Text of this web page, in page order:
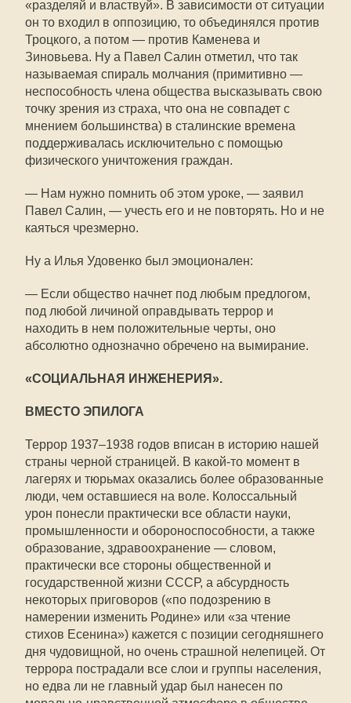
«разделяй и властвуй». В зависимости от ситуации
он то входил в оппозицию, то объединялся против
Троцкого, а потом — против Каменева и
Зиновьева. Ну а Павел Салин отметил, что так
называемая спираль молчания (примитивно —
неспособность члена общества высказывать свою
точку зрения из страха, что она не совпадет с
мнением большинства) в сталинские времена
поддерживалась исключительно с помощью
физического уничтожения граждан.
— Нам нужно помнить об этом уроке, — заявил
Павел Салин, — учесть его и не повторять. Но и не
каяться чрезмерно.
Ну а Илья Удовенко был эмоционален:
— Если общество начнет под любым предлогом,
под любой личиной оправдывать террор и
находить в нем положительные черты, оно
абсолютно однозначно обречено на вымирание.
«СОЦИАЛЬНАЯ ИНЖЕНЕРИЯ».
ВМЕСТО ЭПИЛОГА
Террор 1937–1938 годов вписан в историю нашей
страны черной страницей. В какой-то момент в
лагерях и тюрьмах оказались более образованные
люди, чем оставшиеся на воле. Колоссальный
урон понесли практически все области науки,
промышленности и обороноспособности, а также
образование, здравоохранение — словом,
практически все стороны общественной и
государственной жизни СССР, а абсурдность
некоторых приговоров («по подозрению в
намерении изменить Родине» или «за чтение
стихов Есенина») кажется с позиции сегодняшнего
дня чудовищной, но очень страшной нелепицей. От
террора пострадали все слои и группы населения,
но едва ли не главный удар был нанесен по